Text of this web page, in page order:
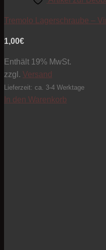
Tremolo Lagerschraube –
1,00€
Enthält 19% MwSt.
zzgl. Versand
Lieferzeit: ca. 3-4 Werktage
In den Warenkorb